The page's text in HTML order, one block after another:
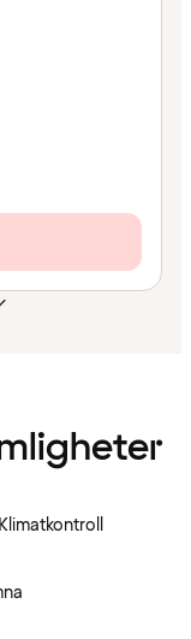
Klimatkontroll